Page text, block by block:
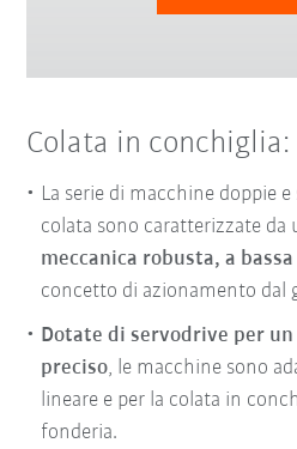
Colata in
La serie di macchine doppie
colata sono caratterizzate da
meccanica robusta, a
concetto di azionamento dal
Dotate di servodrive per
preciso, le macchine sono
lineare e per la colata in
fonderia.